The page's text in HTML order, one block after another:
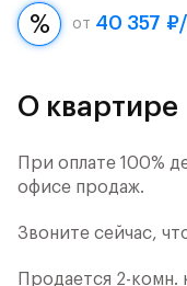
от 40 357
О квартире
При оплате 100%
офисе продаж.
Звоните сейчас,
Продается 2-комн.